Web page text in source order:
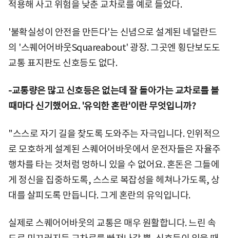
적용해 사고 위험을 낮춘 교차로를 예로 들었다.
'불확실성이 안전을 만든다'는 신념으로 설계된 네덜란드
의 '스퀘어어바웃Squareabout' 광장. 그곳엔 횡단보도도
교통 표지판도 신호등도 없다.
-교통량은 많고 신호등은 없는데 잘 돌아가는 교차로를 볼
때마다 신기했어요. '유익한 혼란'이란 무엇입니까?
"스스로 자기 길을 찾도록 도와주는 자극입니다. 인위적으
로 모호하게 설계된 스퀘어어바웃에서 운전자들은 자율주
행차를 타는 것처럼 멍하니 있을 수 없어요. 혼돈은 그들에
게 정신을 집중하도록, 스스로 복잡성을 헤쳐나가도록, 상
대를 살피도록 만듭니다. 그게 혼란의 유익입니다.
실제로 스퀘어어바웃의 교통은 매우 원활합니다. 느린 속